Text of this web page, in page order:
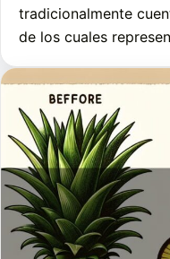
tradicionalmente
de los cuales